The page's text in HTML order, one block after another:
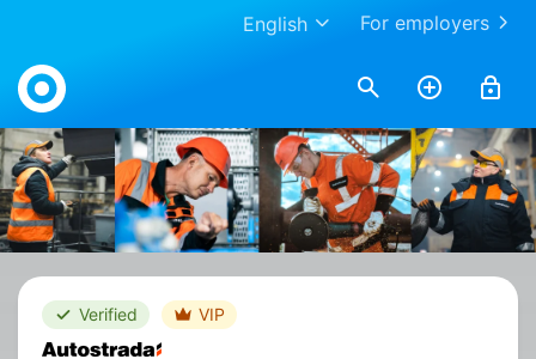
For employers
English
Work.ua
Verified VIP